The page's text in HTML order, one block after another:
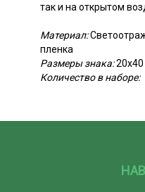
так и на открытом
Материал:
плeнка
Размеры знака:
Количество в наборе: